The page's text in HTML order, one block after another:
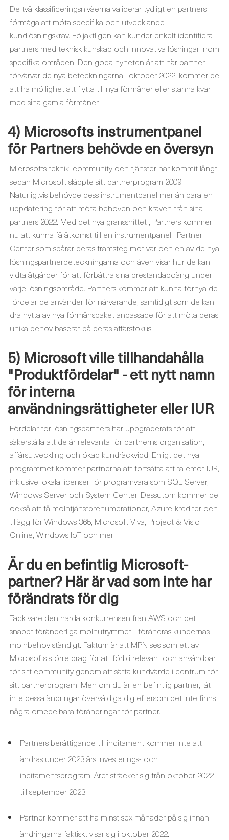
De två klassificeringsnivåerna validerar tydligt en partners
förmåga att möta specifika och utvecklande
kundlösningskrav. Följaktligen kan kunder enkelt identifiera
partners med teknisk kunskap och innovativa lösningar inom
specifika områden. Den goda nyheten är att när partner
förvärvar de nya beteckningarna i oktober 2022, kommer de
att ha möjlighet att flytta till nya förmåner eller stanna kvar
med sina gamla förmåner.
4) Microsofts instrumentpanel
för Partners behövde en översyn
Microsofts teknik, community och tjänster har kommit långt
sedan Microsoft släppte sitt partnerprogram 2009.
Naturligtvis behövde dess instrumentpanel mer än bara en
uppdatering för att möta behoven och kraven från sina
partners 2022. Med det nya gränssnittet , Partners kommer
nu att kunna få åtkomst till en instrumentpanel i Partner
Center som spårar deras framsteg mot var och en av de nya
lösningspartnerbeteckningarna och även visar hur de kan
vidta åtgärder för att förbättra sina prestandapoäng under
varje lösningsområde. Partners kommer att kunna förnya de
fördelar de använder för närvarande, samtidigt som de kan
dra nytta av nya förmånspaket anpassade för att möta deras
unika behov baserat på deras affärsfokus.
5) Microsoft ville tillhandahålla
"Produktfördelar" - ett nytt namn
för interna
användningsrättigheter eller IUR
Fördelar för lösningspartners har uppgraderats för att
säkerställa att de är relevanta för partnerns organisation,
affärsutveckling och ökad kundräckvidd. Enligt det nya
programmet kommer partnerna att fortsätta att ta emot IUR,
inklusive lokala licenser för programvara som SQL Server,
Windows Server och System Center. Dessutom kommer de
också att få molntjänstprenumerationer, Azure-krediter och
tillägg för Windows 365, Microsoft Viva, Project & Visio
Online, Windows IoT och mer
Är du en befintlig Microsoft-
partner? Här är vad som inte har
förändrats för dig
Tack vare den hårda konkurrensen från AWS och det
snabbt föränderliga molnutrymmet - förändras kundernas
molnbehov ständigt. Faktum är att MPN ses som ett av
Microsofts större drag för att förbli relevant och användbar
för sitt community genom att sätta kundvärde i centrum för
sitt partnerprogram. Men om du är en befintlig partner, låt
inte dessa ändringar överväldiga dig eftersom det inte finns
några omedelbara förändringar för partner.
Partners berättigande till incitament kommer inte att
ändras under 2023 års investerings- och
incitamentsprogram. Året sträcker sig från oktober 2022
till september 2023.
Partner kommer att ha minst sex månader på sig innan
ändringarna faktiskt visar sig i oktober 2022.